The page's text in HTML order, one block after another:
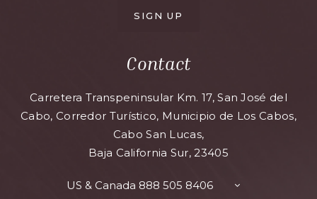
Contact
Carretera Transpeninsular Km. 17, San José del
Cabo, Corredor Turístico, Municipio de Los Cabos,
Cabo San Lucas,
Baja California Sur, 23405
US & Canada 888 505 8406
TOGGLE
SIGN UP